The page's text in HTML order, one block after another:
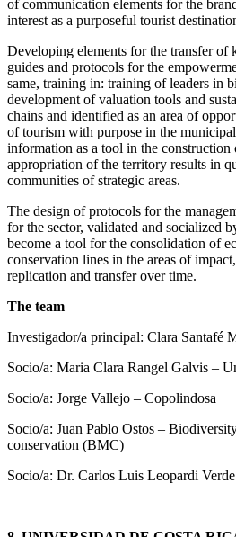
of communication elements for the
interest as a purposeful tourist
Developing elements for the transfer of
guides and protocols for the
same, training in: training of leaders in
development of valuation tools and
chains and identified as an area of
of tourism with purpose in the
information as a tool in the construction
appropriation of the territory results in
communities of strategic areas.
The design of protocols for the
for the sector, validated and socialized
become a tool for the consolidation of
conservation lines in the areas of
replication and transfer over time.
The team
Investigador/a principal: Clara Santafé
Socio/a: Maria Clara Rangel Galvis –
Socio/a: Jorge Vallejo – Copolindosa
Socio/a: Juan Pablo Ostos –
conservation (BMC)
Socio/a: Dr. Carlos Luis Leopardi